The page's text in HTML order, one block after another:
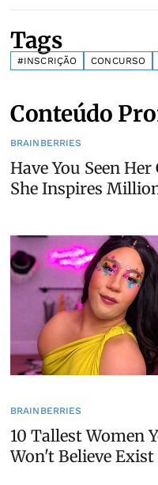
Tags
#INSCRIÇÃO CONCURSO